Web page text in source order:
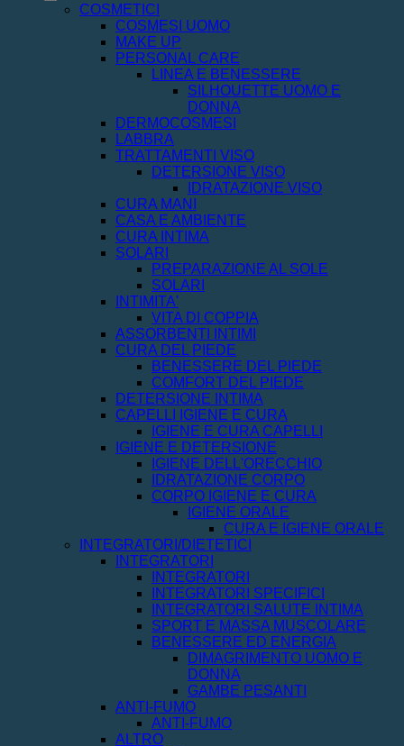
COSMETICI
COSMESI UOMO
MAKE UP
PERSONAL CARE
LINEA E BENESSERE
SILHOUETTE UOMO E
DONNA
DERMOCOSMESI
LABBRA
TRATTAMENTI VISO
DETERSIONE VISO
IDRATAZIONE VISO
CURA MANI
CASA E AMBIENTE
CURA INTIMA
SOLARI
PREPARAZIONE AL SOLE
SOLARI
INTIMITA'
VITA DI COPPIA
ASSORBENTI INTIMI
CURA DEL PIEDE
BENESSERE DEL PIEDE
COMFORT DEL PIEDE
DETERSIONE INTIMA
CAPELLI IGIENE E CURA
IGIENE E CURA CAPELLI
IGIENE E DETERSIONE
IGIENE DELL'ORECCHIO
IDRATAZIONE CORPO
CORPO IGIENE E CURA
IGIENE ORALE
CURA E IGIENE ORALE
INTEGRATORI/DIETETICI
INTEGRATORI
INTEGRATORI
INTEGRATORI SPECIFICI
INTEGRATORI SALUTE INTIMA
SPORT E MASSA MUSCOLARE
BENESSERE ED ENERGIA
DIMAGRIMENTO UOMO E
DONNA
GAMBE PESANTI
ANTI-FUMO
ANTI-FUMO
ALTRO